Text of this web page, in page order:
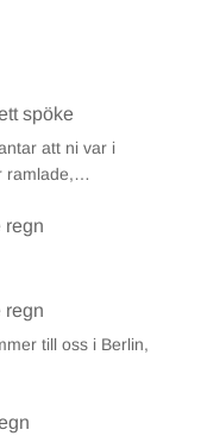
spöke
att ni var i
ramlade,…
regn
regn
till oss i Berlin,